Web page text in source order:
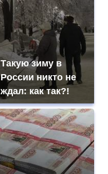
Такую зиму в
России никто не
ждал: как так?!